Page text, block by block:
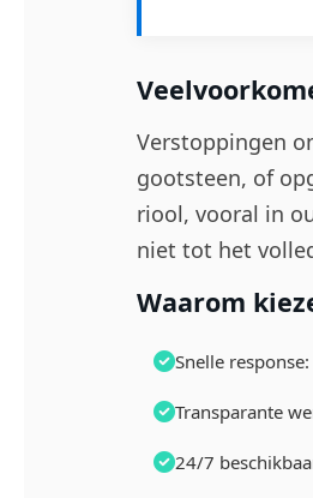
Verstoppingen
gootsteen, of
riool, vooral in
niet tot het
Waarom
Snelle
Transparante
24/7